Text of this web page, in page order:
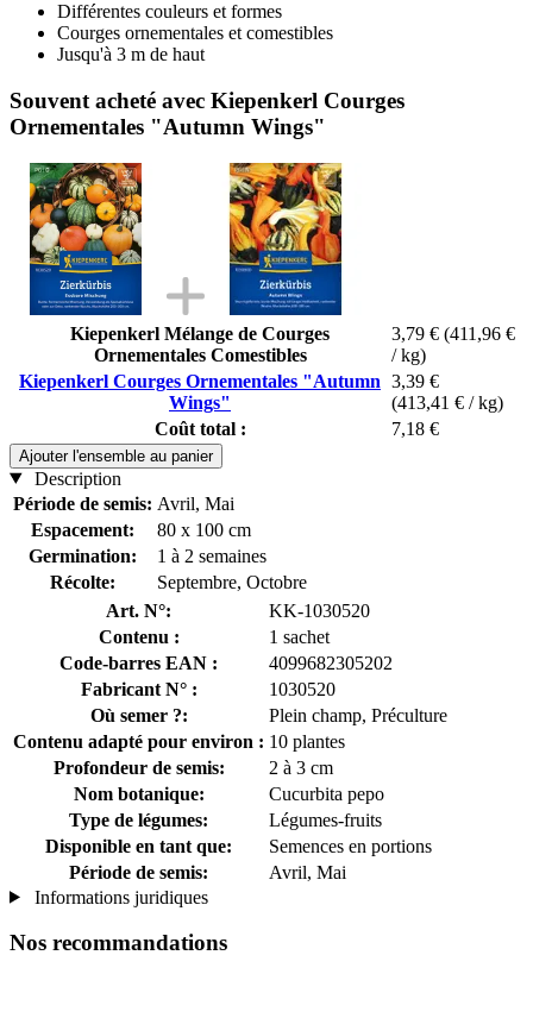
Différentes couleurs et formes
Courges ornementales et comestibles
Jusqu'à 3 m de haut
Souvent acheté avec Kiepenkerl Courges
Ornementales "Autumn Wings"
Kiepenkerl Mélange de Courges
Ornementales Comestibles
3,79 € (411,96 €
/ kg)
Kiepenkerl Courges Ornementales "Autumn
Wings"
3,39 €
(413,41 € / kg)
Coût total :
7,18 €
Ajouter l'ensemble au panier
Description
Période de semis: Avril, Mai
Espacement:
80 x 100 cm
Germination:
1 à 2 semaines
Récolte:
Septembre, Octobre
Art. N°:
KK-1030520
Contenu :
1 sachet
Code-barres EAN :
4099682305202
Fabricant N° :
1030520
Où semer ?:
Plein champ, Préculture
Contenu adapté pour environ : 10 plantes
Profondeur de semis:
2 à 3 cm
Nom botanique:
Cucurbita pepo
Type de légumes:
Légumes-fruits
Disponible en tant que:
Semences en portions
Période de semis:
Avril, Mai
Informations juridiques
Nos recommandations